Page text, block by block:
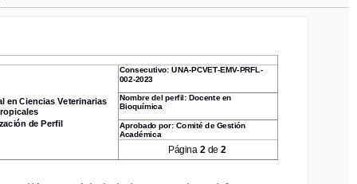
en Ciencias Veterinarias
de Perfil
Consecutivo: UNA-PCVET-EMV-PRFL-
002-2023
Nombre del perfil: Docente en
Bioquímica
Aprobado por: Comité de Gestión
Académica
Página 2 de 2
en Ciencias Veterinarias
de Perfil
Consecutivo: UNA-PCVET-EMV-PRFL-
002-2023
Nombre del perfil: Docente en
Bioquímica
Aprobado por: Comité de Gestión
Académica
Página 2 de 2